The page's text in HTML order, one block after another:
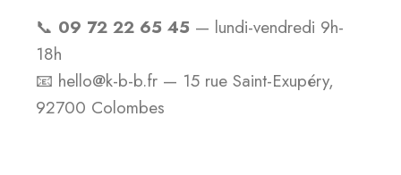
📞 09 72 22 65 45 — lundi-vendredi 9h-
18h
📧 hello@k-b-b.fr — 15 rue Saint-Exupéry,
92700 Colombes